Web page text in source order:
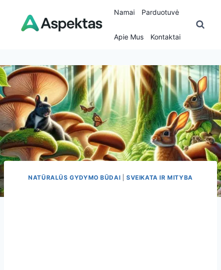
content
Namai Parduotuvė
Apie Mus Kontaktai
NATŪRALŪS GYDYMO BŪDAI |SVEIKATA IR MITYBA